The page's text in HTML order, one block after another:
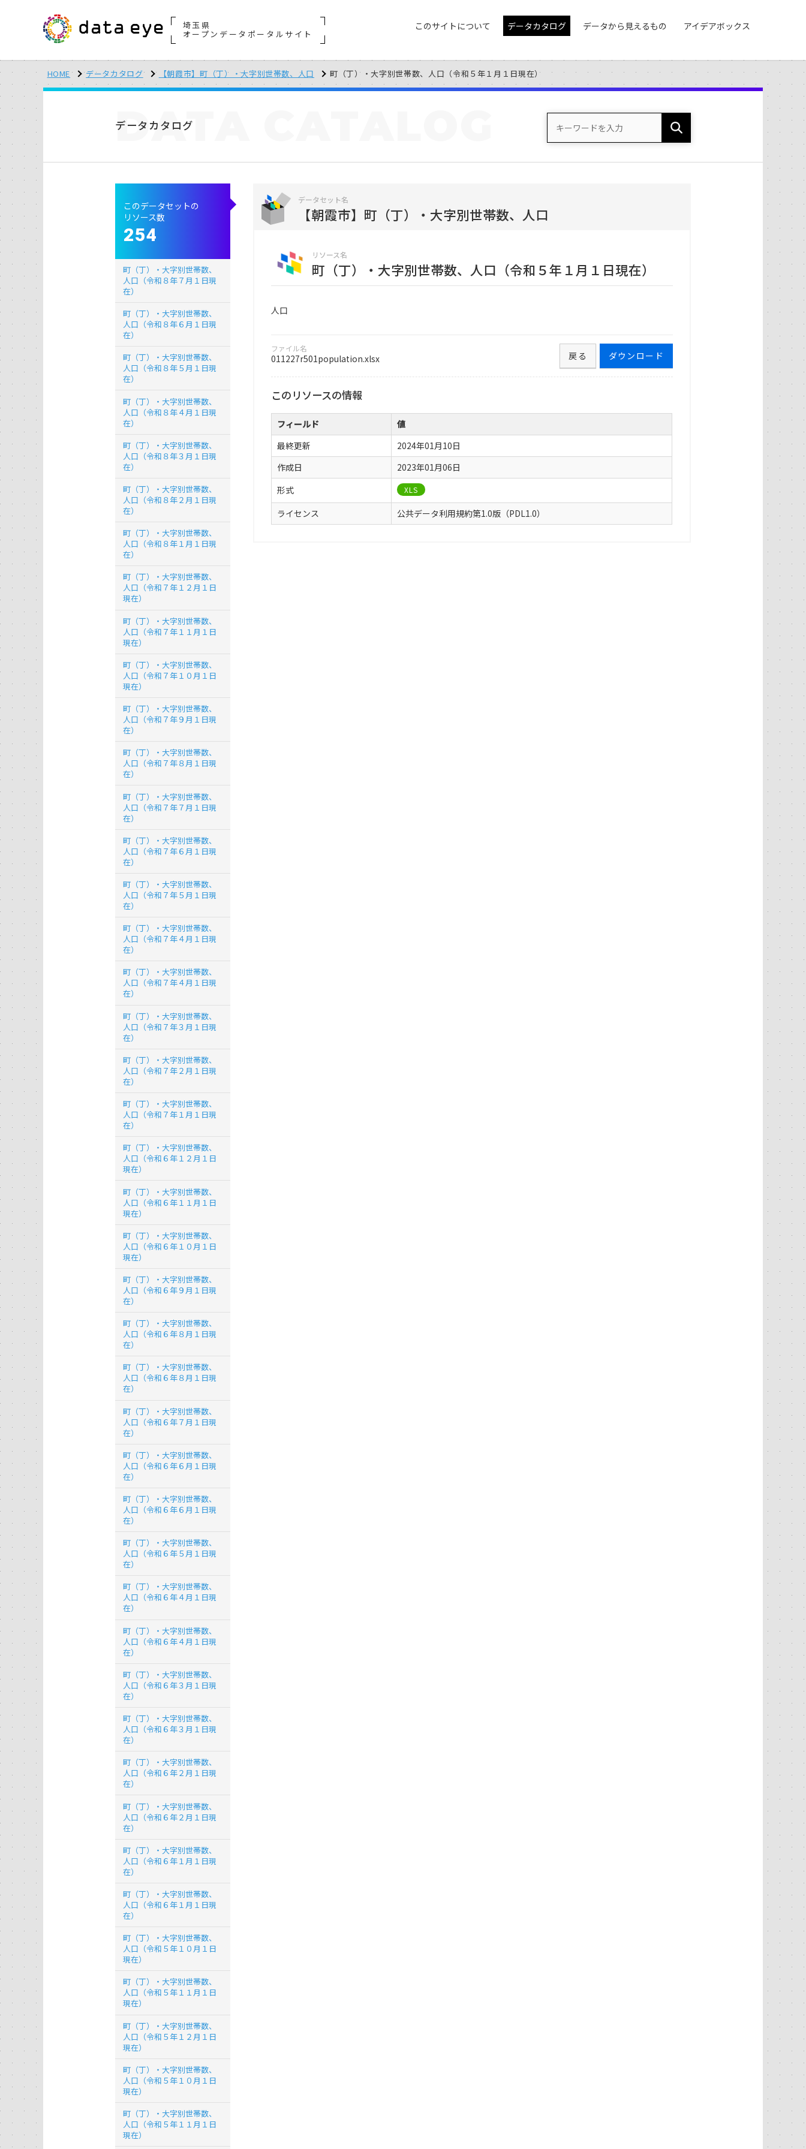
埼玉県
オープンデータポータルサイト
このサイトについて データカタログ データから見えるもの アイデアボックス
HOME データカタログ 【朝霞市】町（丁）・大字別世帯数、人口 町（丁）・大字別世帯数、人口（令和５年１月１日現在）
データカタログ
DATA
データセット名
【朝霞市】町（丁）・大字別世帯数、人口
リソース名
町（丁）・大字別世帯数、人口（令和５年１月１日現在）
人口
ファイル名
011227r501population.xlsx ダウンロード
戻る
このリソースの情報
フィールド
値
最終更新
2024年01月10日
作成日
2023年01月06日
形式
XLS
ライセンス 公共データ利用規約第1.0版（PDL1.0）
このデータセットの
リソース数
254
町（丁）・大字別世帯数、
人口（令和８年７月１日現
在）
町（丁）・大字別世帯数、
人口（令和８年６月１日現
在）
町（丁）・大字別世帯数、
人口（令和８年５月１日現
在）
町（丁）・大字別世帯数、
人口（令和８年４月１日現
在）
町（丁）・大字別世帯数、
人口（令和８年３月１日現
在）
町（丁）・大字別世帯数、
人口（令和８年２月１日現
在）
町（丁）・大字別世帯数、
人口（令和８年１月１日現
在）
町（丁）・大字別世帯数、
人口（令和７年１２月１日
現在）
町（丁）・大字別世帯数、
人口（令和７年１１月１日
現在）
町（丁）・大字別世帯数、
人口（令和７年１０月１日
現在）
町（丁）・大字別世帯数、
人口（令和７年９月１日現
在）
町（丁）・大字別世帯数、
人口（令和７年８月１日現
在）
町（丁）・大字別世帯数、
人口（令和７年７月１日現
在）
町（丁）・大字別世帯数、
人口（令和７年６月１日現
在）
町（丁）・大字別世帯数、
人口（令和７年５月１日現
在）
町（丁）・大字別世帯数、
人口（令和７年４月１日現
在）
町（丁）・大字別世帯数、
人口（令和７年４月１日現
在）
町（丁）・大字別世帯数、
人口（令和７年３月１日現
在）
町（丁）・大字別世帯数、
人口（令和７年２月１日現
在）
町（丁）・大字別世帯数、
人口（令和７年１月１日現
在）
町（丁）・大字別世帯数、
人口（令和６年１２月１日
現在）
町（丁）・大字別世帯数、
人口（令和６年１１月１日
現在）
町（丁）・大字別世帯数、
人口（令和６年１０月１日
現在）
町（丁）・大字別世帯数、
人口（令和６年９月１日現
在）
町（丁）・大字別世帯数、
人口（令和６年８月１日現
在）
町（丁）・大字別世帯数、
人口（令和６年８月１日現
在）
町（丁）・大字別世帯数、
人口（令和６年７月１日現
在）
町（丁）・大字別世帯数、
人口（令和６年６月１日現
在）
町（丁）・大字別世帯数、
人口（令和６年６月１日現
在）
町（丁）・大字別世帯数、
人口（令和６年５月１日現
在）
町（丁）・大字別世帯数、
人口（令和６年４月１日現
在）
町（丁）・大字別世帯数、
人口（令和６年４月１日現
在）
町（丁）・大字別世帯数、
人口（令和６年３月１日現
在）
町（丁）・大字別世帯数、
人口（令和６年３月１日現
在）
町（丁）・大字別世帯数、
人口（令和６年２月１日現
在）
町（丁）・大字別世帯数、
人口（令和６年２月１日現
在）
町（丁）・大字別世帯数、
人口（令和６年１月１日現
在）
町（丁）・大字別世帯数、
人口（令和６年１月１日現
在）
町（丁）・大字別世帯数、
人口（令和５年１０月１日
現在）
町（丁）・大字別世帯数、
人口（令和５年１１月１日
現在）
町（丁）・大字別世帯数、
人口（令和５年１２月１日
現在）
町（丁）・大字別世帯数、
人口（令和５年１０月１日
現在）
町（丁）・大字別世帯数、
人口（令和５年１１月１日
現在）